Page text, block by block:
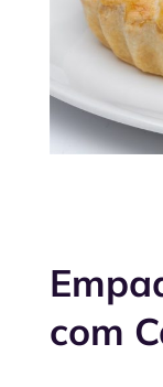
com